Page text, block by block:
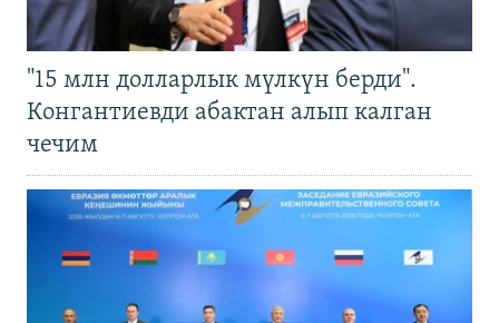
"15 млн долларлык мүлкүн берди".
Конгантиевди абактан алып калган
чечим